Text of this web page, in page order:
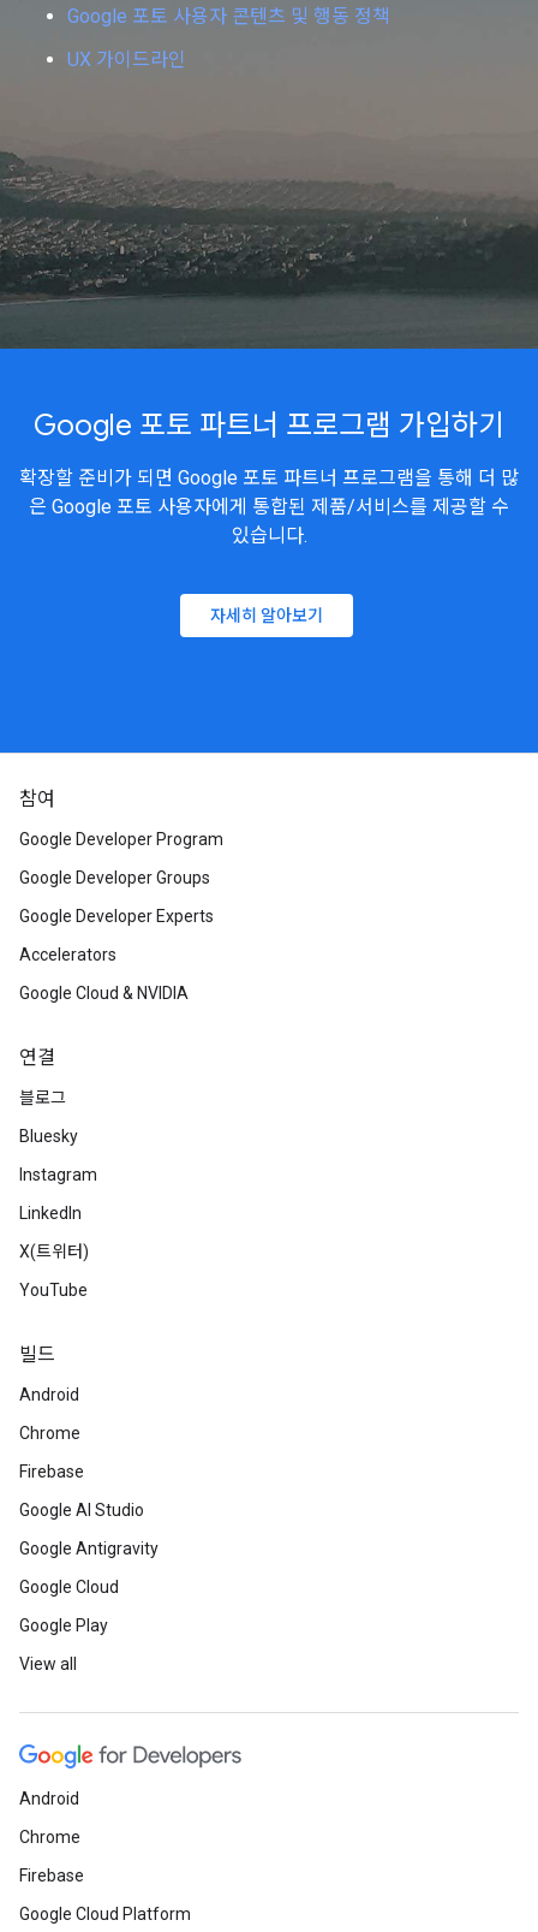
Google 포토 사용자 콘텐츠 및 행동 정책
UX 가이드라인
Google 포토 파트너 프로그램 가입하기
확장할 준비가 되면 Google 포토 파트너 프로그램을 통해 더 많
은 Google 포토 사용자에게 통합된 제품/서비스를 제공할 수
있습니다.
자세히 알아보기
참여
Google Developer Program
Google Developer Groups
Google Developer Experts
Accelerators
Google Cloud & NVIDIA
연결
블로그
Bluesky
Instagram
LinkedIn
X(트위터)
YouTube
빌드
Android
Chrome
Firebase
Google AI Studio
Google Antigravity
Google Cloud
Google Play
View all
Android
Chrome
Firebase
Google Cloud Platform